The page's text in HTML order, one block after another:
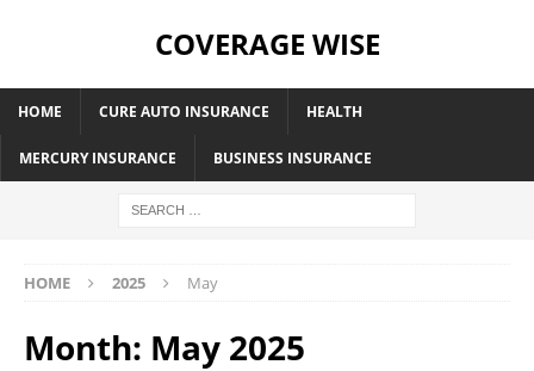
COVERAGE WISE
HOME CURE AUTO INSURANCE HEALTH
MERCURY INSURANCE BUSINESS INSURANCE
HOME 2025 May
Month: May 2025